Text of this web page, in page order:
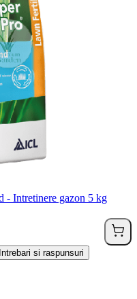
- Intretinere gazon 5 kg
Intrebari si raspunsuri